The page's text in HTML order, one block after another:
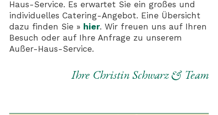
Haus-Service. Es erwartet Sie ein großes und
individuelles Catering-Angebot. Eine Übersicht
dazu finden Sie » hier. Wir freuen uns auf Ihren
Besuch oder auf Ihre Anfrage zu unserem
Außer-Haus-Service.
Ihre Christin Schwarz & Team